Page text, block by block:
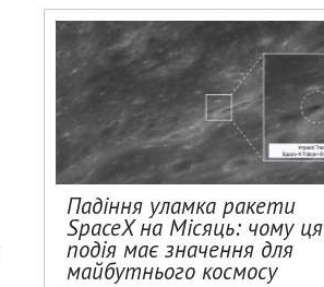
Падіння уламка ракети
SpaceX на Місяць: чому ця
подія має значення для
майбутнього космосу